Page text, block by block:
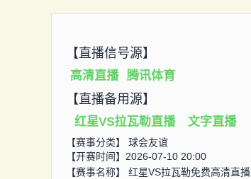
【直播信号源】
高清直播 腾讯体育
【直播备用源】
红星VS拉瓦勒直播 文字直播
【赛事分类】 球会友谊
【开赛时间】2026-07-10 20:00
【赛事名称】 红星VS拉瓦勒免费高清直播